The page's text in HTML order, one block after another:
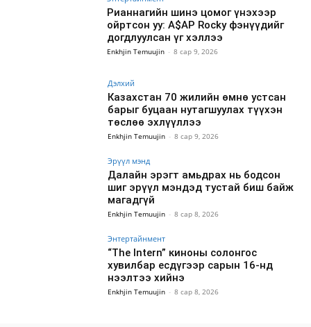
Рианнагийн шинэ цомог үнэхээр
ойртсон уу: A$AP Rocky фэнүүдийг
догдлуулсан үг хэллээ
Enkhjin Temuujin - 8 сар 9, 2026
Дэлхий
Казахстан 70 жилийн өмнө устсан
барыг буцаан нутагшуулах түүхэн
төслөө эхлүүллээ
Enkhjin Temuujin - 8 сар 9, 2026
Эрүүл мэнд
Далайн эрэгт амьдрах нь бодсон
шиг эрүүл мэндэд тустай биш байж
магадгүй
Enkhjin Temuujin - 8 сар 8, 2026
Энтертайнмент
“The Intern” киноны солонгос
хувилбар есдүгээр сарын 16-нд
нээлтээ хийнэ
Enkhjin Temuujin - 8 сар 8, 2026